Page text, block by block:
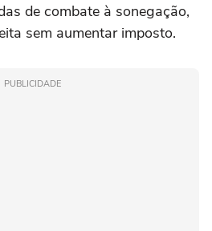
de combate à sonegação,
sem aumentar imposto.
PUBLICIDADE